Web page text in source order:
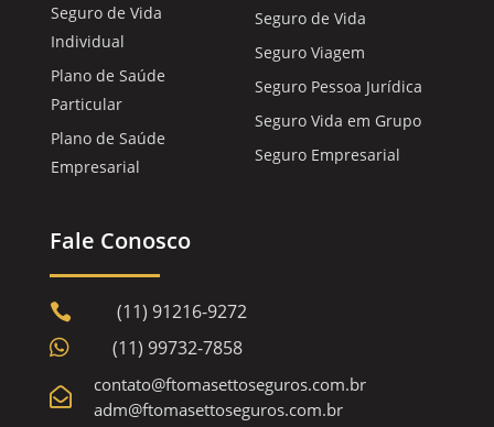
Seguro de Vida
Individual
Plano de Saúde
Particular
Plano de Saúde
Empresarial
Seguro de Vida
Seguro Viagem
Seguro Pessoa Jurídica
Seguro Vida em Grupo
Seguro Empresarial
Fale Conosco
 (11) 91216-9272
 (11) 99732-7858

contato@ftomasettoseguros.com.br
adm@ftomasettoseguros.com.br